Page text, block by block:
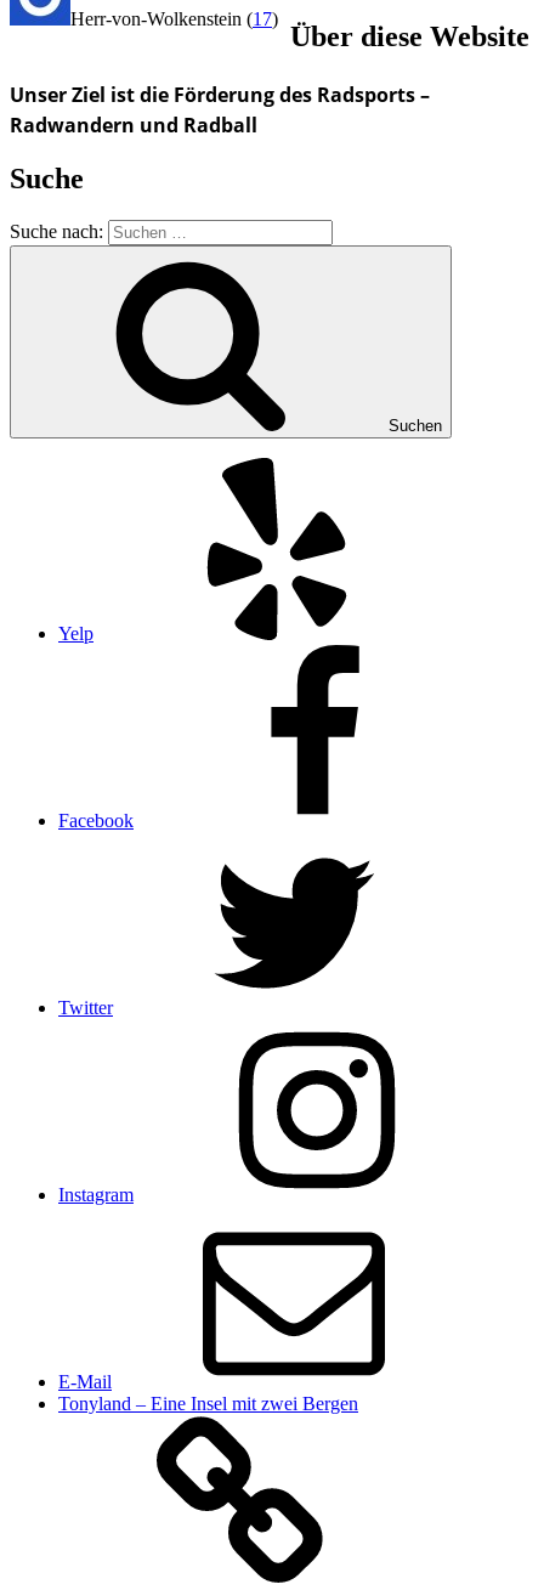
Herr-von-Wolkenstein (17)
Über diese Website
Unser Ziel ist die Förderung des Radsports –
Radwandern und Radball
Suche
Suche nach:
Suchen
Yelp
Facebook
Twitter
Instagram
E-Mail
Tonyland – Eine Insel mit zwei Bergen